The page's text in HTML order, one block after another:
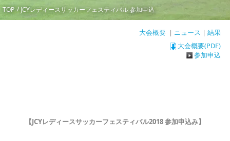
TOP JCYレディースサッカーフェスティバル 参加申込
大会概要| ニュース | 結果
大会概要(PDF)
参加申込
【JCYレディースサッカーフェスティバル2018 参加申込み】